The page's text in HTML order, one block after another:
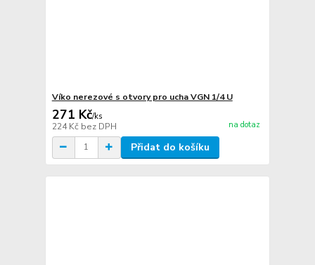
Víko nerezové s otvory pro ucha VGN 1/4 U
271 Kč/ks
224 Kč bez DPH na dotaz
Přidat do košíku